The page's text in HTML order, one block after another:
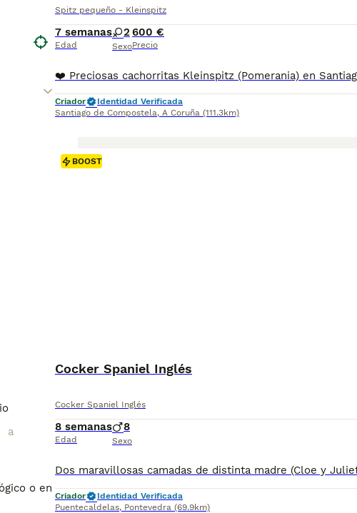
o en el
Spitz pequeño - Kleinspitz
7 semanas
Edad
2
Sexo
600 €
Precio
Criador
Identidad Verificada
Santiago de Compostela, A Coruña (111.3km)
BOOST
Cocker Spaniel Inglés
Cocker Spaniel Inglés
8 semanas
Edad
8
Sexo
Criador
Identidad Verificada
Puentecaldelas, Pontevedra (69.9km)